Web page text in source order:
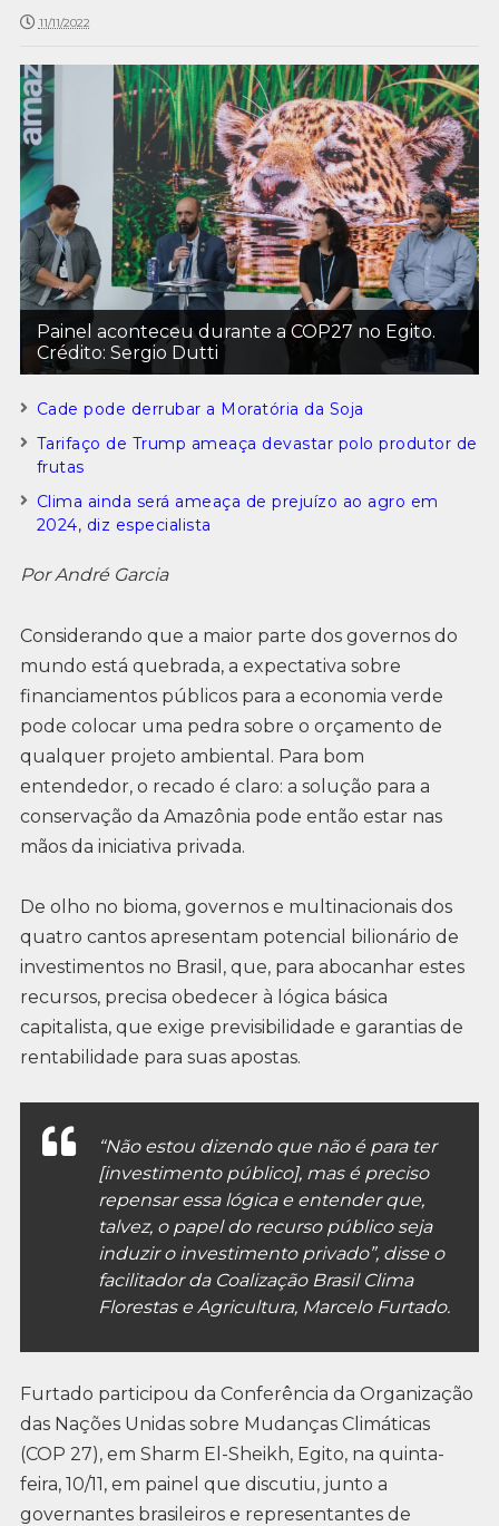
11/11/2022
Painel aconteceu durante a COP27 no Egito.
Crédito: Sergio Dutti
Cade pode derrubar a Moratória da Soja
Tarifaço de Trump ameaça devastar polo produtor de
frutas
Clima ainda será ameaça de prejuízo ao agro em
2024, diz especialista
Por André Garcia
Considerando que a maior parte dos governos do
mundo está quebrada, a expectativa sobre
financiamentos públicos para a economia verde
pode colocar uma pedra sobre o orçamento de
qualquer projeto ambiental. Para bom
entendedor, o recado é claro: a solução para a
conservação da Amazônia pode então estar nas
mãos da iniciativa privada.
De olho no bioma, governos e multinacionais dos
quatro cantos apresentam potencial bilionário de
investimentos no Brasil, que, para abocanhar estes
recursos, precisa obedecer à lógica básica
capitalista, que exige previsibilidade e garantias de
rentabilidade para suas apostas.
“Não estou dizendo que não é para ter
[investimento público], mas é preciso
repensar essa lógica e entender que,
talvez, o papel do recurso público seja
induzir o investimento privado”, disse o
facilitador da Coalização Brasil Clima
Florestas e Agricultura, Marcelo Furtado.
Furtado participou da Conferência da Organização
das Nações Unidas sobre Mudanças Climáticas
(COP 27), em Sharm El-Sheikh, Egito, na quinta-
feira, 10/11, em painel que discutiu, junto a
governantes brasileiros e representantes de